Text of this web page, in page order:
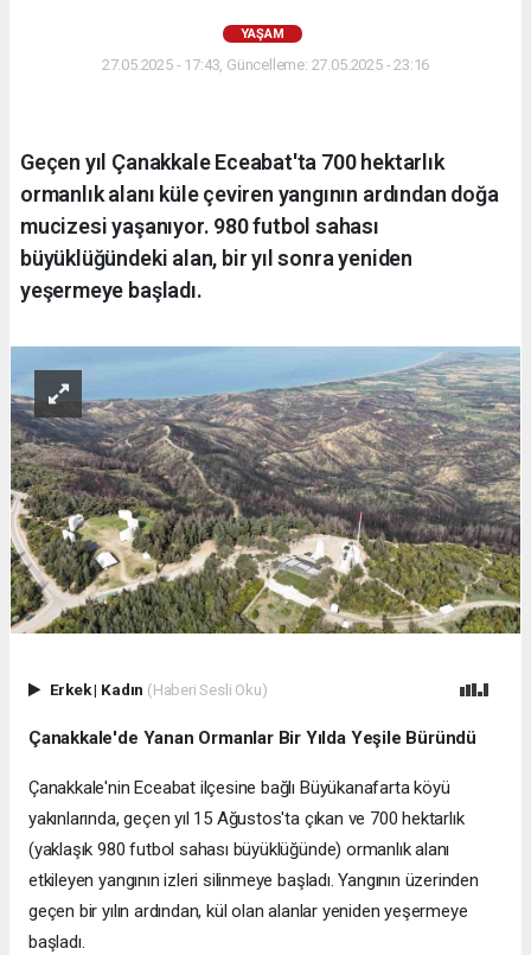
YAŞAM
27.05.2025 - 17:43, Güncelleme: 27.05.2025 - 23:16
Geçen yıl Çanakkale Eceabat'ta 700 hektarlık
ormanlık alanı küle çeviren yangının ardından doğa
mucizesi yaşanıyor. 980 futbol sahası
büyüklüğündeki alan, bir yıl sonra yeniden
yeşermeye başladı.
Erkek| Kadın (Haberi Sesli Oku)
Çanakkale'de Yanan Ormanlar Bir Yılda Yeşile Büründü
Çanakkale'nin Eceabat ilçesine bağlı Büyükanafarta köyü
yakınlarında, geçen yıl 15 Ağustos'ta çıkan ve 700 hektarlık
(yaklaşık 980 futbol sahası büyüklüğünde) ormanlık alanı
etkileyen yangının izleri silinmeye başladı. Yangının üzerinden
geçen bir yılın ardından, kül olan alanlar yeniden yeşermeye
başladı.